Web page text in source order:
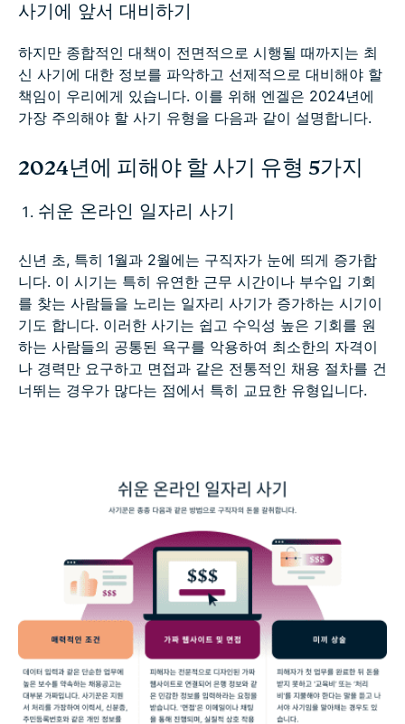
사기에 앞서 대비하기
하지만 종합적인 대책이 전면적으로 시행될 때까지는 최
신 사기에 대한 정보를 파악하고 선제적으로 대비해야 할
책임이 우리에게 있습니다. 이를 위해 엔겔은 2024년에
가장 주의해야 할 사기 유형을 다음과 같이 설명합니다.
2024년에 피해야 할 사기 유형 5가지
쉬운 온라인 일자리 사기
신년 초, 특히 1월과 2월에는 구직자가 눈에 띄게 증가합
니다. 이 시기는 특히 유연한 근무 시간이나 부수입 기회
를 찾는 사람들을 노리는 일자리 사기가 증가하는 시기이
기도 합니다. 이러한 사기는 쉽고 수익성 높은 기회를 원
하는 사람들의 공통된 욕구를 악용하여 최소한의 자격이
나 경력만 요구하고 면접과 같은 전통적인 채용 절차를 건
너뛰는 경우가 많다는 점에서 특히 교묘한 유형입니다.